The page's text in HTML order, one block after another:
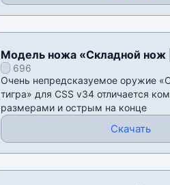
Модель ножа «Складной нож |
CSS v34
696
Очень непредсказуемое оружие
тигра» для CSS v34 отличается
размерами и острым на конце
Скачать